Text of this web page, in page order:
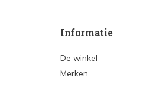
Informatie
De winkel
Merken